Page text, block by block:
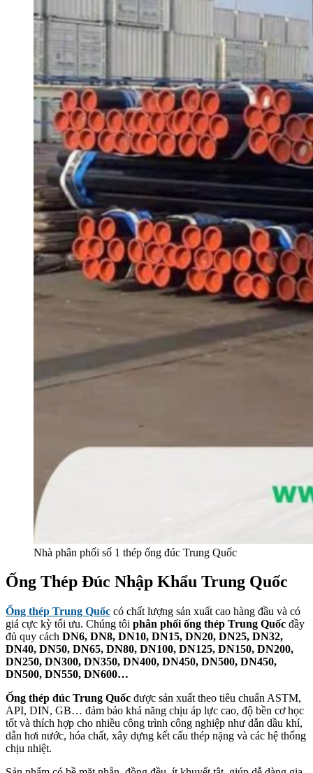
Nhà phân phối số 1 thép ống đúc Trung Quốc
Ống Thép Đúc Nhập Khẩu Trung Quốc
Ống thép Trung Quốc có chất lượng sản xuất cao hàng đầu và có
giá cực kỳ tối ưu. Chúng tôi phân phối ống thép Trung Quốc đầy
đủ quy cách DN6, DN8, DN10, DN15, DN20, DN25, DN32,
DN40, DN50, DN65, DN80, DN100, DN125, DN150, DN200,
DN250, DN300, DN350, DN400, DN450, DN500, DN450,
DN500, DN550, DN600…
Ống thép đúc Trung Quốc được sản xuất theo tiêu chuẩn ASTM,
API, DIN, GB… đảm bảo khả năng chịu áp lực cao, độ bền cơ học
tốt và thích hợp cho nhiều công trình công nghiệp như dẫn dầu khí,
dẫn hơi nước, hóa chất, xây dựng kết cấu thép nặng và các hệ thống
chịu nhiệt.